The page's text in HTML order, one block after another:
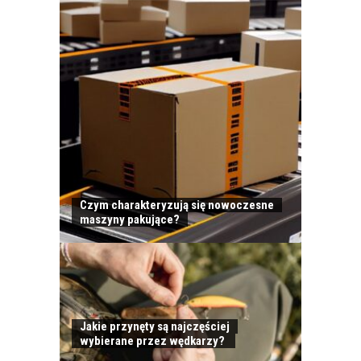
Czym charakteryzują się nowoczesne
maszyny pakujące?
Jakie przynęty są najczęściej
wybierane przez wędkarzy?